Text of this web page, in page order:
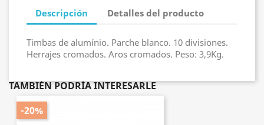
Descripción Detalles del producto
Timbas de alumínio. Parche blanco. 10 divisiones.
Herrajes cromados. Aros cromados. Peso: 3,9Kg.
TAMBIÉN PODRÍA INTERESARLE
-20%